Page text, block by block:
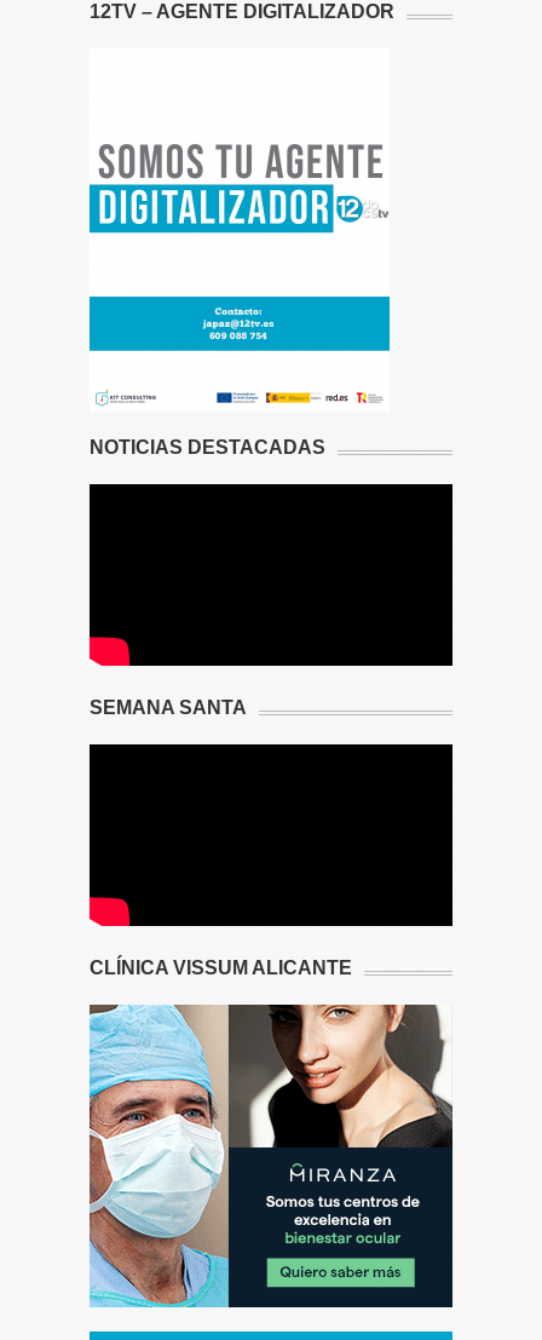
12TV – AGENTE DIGITALIZADOR
NOTICIAS DESTACADAS
SEMANA SANTA
CLÍNICA VISSUM ALICANTE